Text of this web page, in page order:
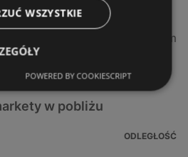
24,01 km
w pobliżu
ODLEGŁOŚĆ
WSZYSTKIE
POWERED BY COOKIESCRIPT